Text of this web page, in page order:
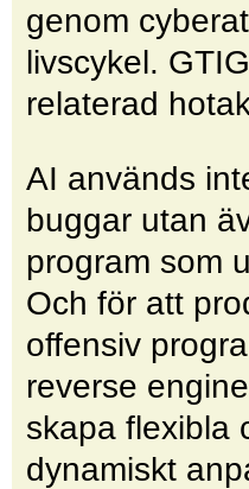
genom
livscykel.
relaterad
AI används
buggar utan
program som
Och för att
offensiv
reverse
skapa flexibla
dynamiskt